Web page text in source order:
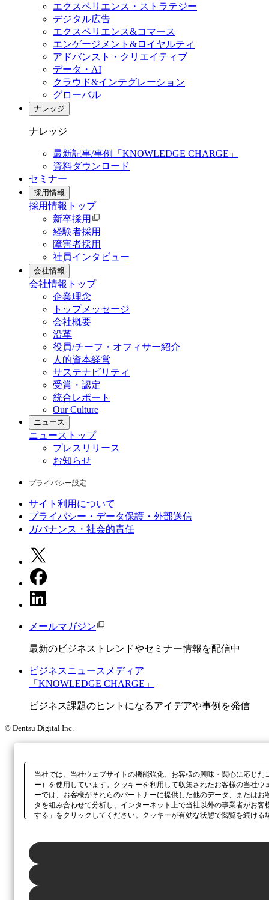
エクスペリエンス・ストラテジー
デジタル広告
エクスペリエンス&コマース
エンゲージメント&ロイヤルティ
アドバンスト・クリエイティブ
データ・AI
クラウド&インテグレーション
グローバル
ナレッジ
ナレッジ
最新記事/事例「KNOWLEDGE CHARGE」
資料ダウンロード
セミナー
採用情報
採用情報 トップ
新卒採用
経験者採用
障害者採用
社員インタビュー
会社情報
会社情報 トップ
企業理念
トップメッセージ
会社概要
沿革
役員/チーフ・オフィサー紹介
人的資本経営
サステナビリティ
受賞・認定
統合レポート
Our Culture
ニュース
ニュース トップ
プレスリリース
お知らせ
プライバシー設定
サイト利用について
プライバシー・データ保護・外部送信
ガバナンス・社会的責任
メールマガジン
最新のビジネストレンドやセミナー情報を配信中
ビジネスニュースメディア
「KNOWLEDGE CHARGE」
ビジネス課題のヒントになるアイデアや事例を発信
© Dentsu Digital Inc.
当社では、当社ウェブサイトの機能強化、お客様の興味・関心に応じ
ー）を使用しています。クッキーを利用して収集されたお客様の当社
ーでは、お客様がそれらのパートナーに提供した他のデータ、または
タを組み合わせて分析し、インターネット上で当社以外の事業者がお
する」をクリックしてください。クッキーが有効な状態で閲覧を続け